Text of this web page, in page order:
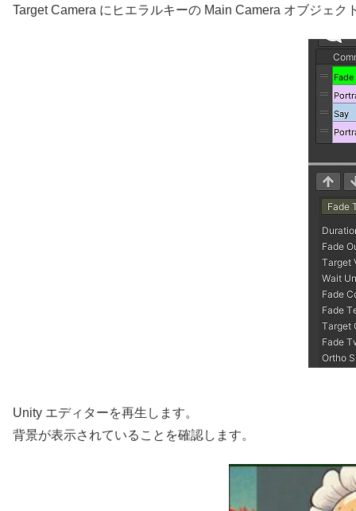
Target Camera にヒエラルキーの Main Camera オブジェク
Unity エディターを再生します。
背景が表示されていることを確認します。